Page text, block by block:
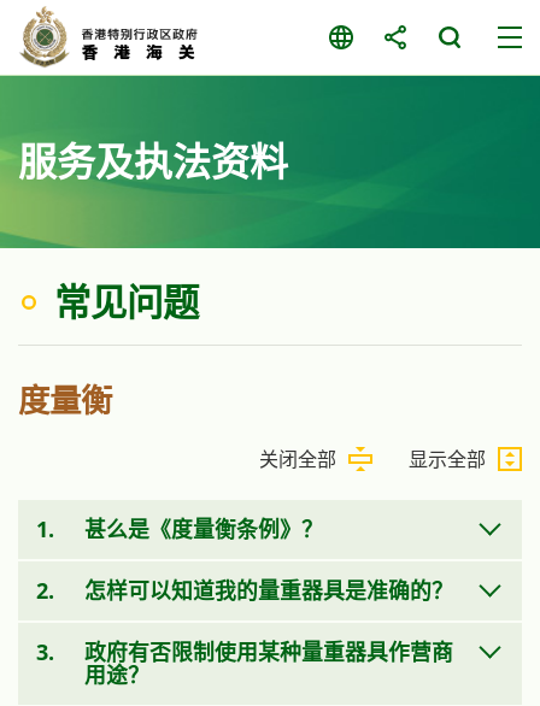
主
服务及执法资料
常见问题
度量衡
显示全部
关闭全部
1. 甚么是《度量衡条例》？
2. 怎样可以知道我的量重器具是准确的？
3. 政府有否限制使用某种量重器具作营商
用途？